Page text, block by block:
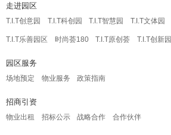
走进园区
T.I.T创意园 T.I.T科创园 T.I.T智慧园 T.I.T文体园
T.I.T乐善园区 时尚荟180 T.I.T原创荟 T.I.T创新园
园区服务
场地预定 物业服务 政策指南
招商引资
物业出租 招标公示 战略合作 合作伙伴